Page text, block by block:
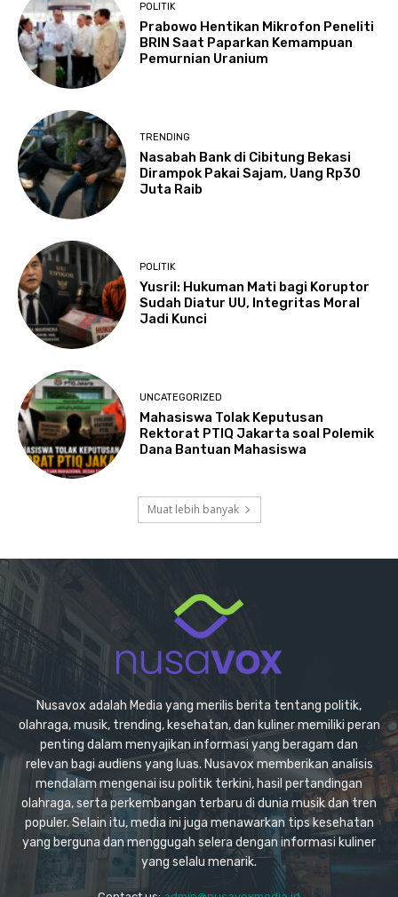
POLITIK
Prabowo Hentikan Mikrofon Peneliti
BRIN Saat Paparkan Kemampuan
Pemurnian Uranium
TRENDING
Nasabah Bank di Cibitung Bekasi
Dirampok Pakai Sajam, Uang Rp30
Juta Raib
POLITIK
Yusril: Hukuman Mati bagi Koruptor
Sudah Diatur UU, Integritas Moral
Jadi Kunci
UNCATEGORIZED
Mahasiswa Tolak Keputusan
Rektorat PTIQ Jakarta soal Polemik
Dana Bantuan Mahasiswa
Muat lebih banyak
Nusavox adalah Media yang merilis berita tentang politik,
olahraga, musik, trending, kesehatan, dan kuliner memiliki peran
penting dalam menyajikan informasi yang beragam dan
relevan bagi audiens yang luas. Nusavox memberikan analisis
mendalam mengenai isu politik terkini, hasil pertandingan
olahraga, serta perkembangan terbaru di dunia musik dan tren
populer. Selain itu, media ini juga menawarkan tips kesehatan
yang berguna dan menggugah selera dengan informasi kuliner
yang selalu menarik.